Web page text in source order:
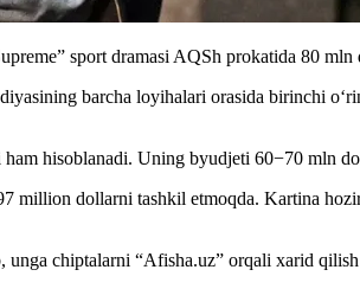
sport dramasi AQSh prokatida 80
barcha loyihalari orasida birinchi
hisoblanadi. Uning byudjeti 60−70 mln
million dollarni tashkil etmoqda. Kartina
unga chiptalarni “Afisha.uz” orqali xarid